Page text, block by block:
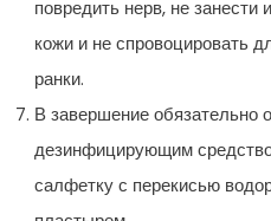
повредить нерв, не
кожи и не спровоцировать
ранки.
В завершение обязательно
дезинфицирующим
салфетку с перекисью